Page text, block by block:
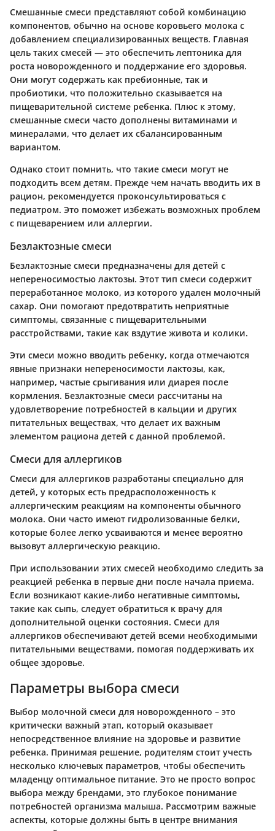
Смешанные смеси представляют собой комбинацию
компонентов, обычно на основе коровьего молока с
добавлением специализированных веществ. Главная
цель таких смесей — это обеспечить лептоника для
роста новорожденного и поддержание его здоровья.
Они могут содержать как пребионные, так и
пробиотики, что положительно сказывается на
пищеварительной системе ребенка. Плюс к этому,
смешанные смеси часто дополнены витаминами и
минералами, что делает их сбалансированным
вариантом.
Однако стоит помнить, что такие смеси могут не
подходить всем детям. Прежде чем начать вводить их в
рацион, рекомендуется проконсультироваться с
педиатром. Это поможет избежать возможных проблем
с пищеварением или аллергии.
Безлактозные смеси
Безлактозные смеси предназначены для детей с
непереносимостью лактозы. Этот тип смеси содержит
переработанное молоко, из которого удален молочный
сахар. Они помогают предотвратить неприятные
симптомы, связанные с пищеварительными
расстройствами, такие как вздутие живота и колики.
Эти смеси можно вводить ребенку, когда отмечаются
явные признаки непереносимости лактозы, как,
например, частые срыгивания или диарея после
кормления. Безлактозные смеси рассчитаны на
удовлетворение потребностей в кальции и других
питательных веществах, что делает их важным
элементом рациона детей с данной проблемой.
Смеси для аллергиков
Смеси для аллергиков разработаны специально для
детей, у которых есть предрасположенность к
аллергическим реакциям на компоненты обычного
молока. Они часто имеют гидролизованные белки,
которые более легко усваиваются и менее вероятно
вызовут аллергическую реакцию.
При использовании этих смесей необходимо следить за
реакцией ребенка в первые дни после начала приема.
Если возникают какие-либо негативные симптомы,
такие как сыпь, следует обратиться к врачу для
дополнительной оценки состояния. Смеси для
аллергиков обеспечивают детей всеми необходимыми
питательными веществами, помогая поддерживать их
общее здоровье.
Параметры выбора смеси
Выбор молочной смеси для новорожденного – это
критически важный этап, который оказывает
непосредственное влияние на здоровье и развитие
ребенка. Принимая решение, родителям стоит учесть
несколько ключевых параметров, чтобы обеспечить
младенцу оптимальное питание. Это не просто вопрос
выбора между брендами, это глубокое понимание
потребностей организма малыша. Рассмотрим важные
аспекты, которые должны быть в центре внимания